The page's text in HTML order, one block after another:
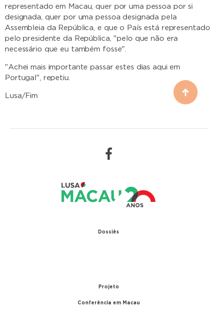
representado em Macau, quer por uma pessoa por si
designada, quer por uma pessoa designada pela
Assembleia da República, e que o País está representado
pelo presidente da República, "pelo que não era
necessário que eu também fosse".
"Achei mais importante passar estes dias aqui em
Portugal", repetiu.
Lusa/Fim
Dossiês
Projeto
Conferência em Macau